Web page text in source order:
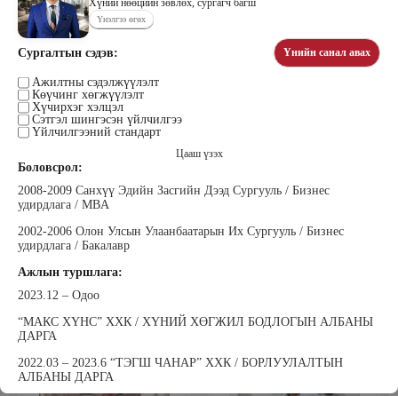
Хүний нөөцийн зөвлөх, сургагч багш
Үнэлгээ өгөх
Сургалтын сэдэв: Үнийн санал авах
Ажилтны сэдэлжүүлэлт
Көүчинг хөгжүүлэлт
Хүчирхэг хэлцэл
Сэтгэл шингэсэн үйлчилгээ
Үйлчилгээний стандарт
Цааш үзэх
Боловсрол:
2008-2009 Санхүү Эдийн Засгийн Дээд Сургууль / Бизнес
удирдлага / MBA
2002-2006 Олон Улсын Улаанбаатарын Их Сургууль / Бизнес
удирдлага / Бакалавр
Ажлын туршлага:
2023.12 – Одоо
“МАКС ХҮНС” ХХК / ХҮНИЙ ХӨГЖИЛ БОДЛОГЫН АЛБАНЫ
ДАРГА
2022.03 – 2023.6 “ТЭГШ ЧАНАР” ХХК / БОРЛУУЛАЛТЫН
АЛБАНЫ ДАРГА
Наран анд консалтинг” ХХК-ийн
Захирал
Бээжин Солонгоо
Уранбор Сэмбэрүү
Прус Центр ХХК-ийн Хяналт
шинжилгээ үнэлгээний дарга
ISO4500; ISO9001 нэгдсэн
тогтолцооны хэрэгжүүлэгч
ажилтан, сургагч багш